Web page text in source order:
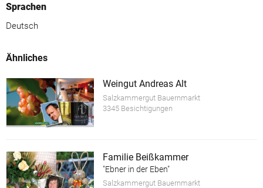
Sprachen
Deutsch
Ähnliches
Weingut Andreas Alt
Salzkammergut Bauernmarkt
3345 Besichtigungen
Familie Beißkammer
"Ebner in der Eben"
Salzkammergut Bauernmarkt